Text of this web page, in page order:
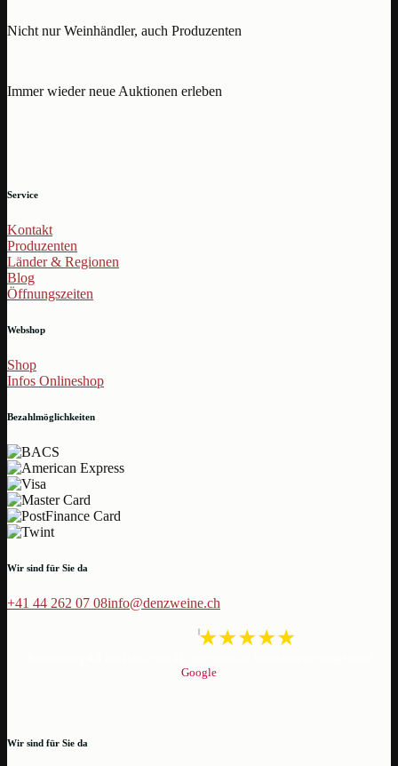
Nicht nur Weinhändler, auch Produzenten
Immer wieder neue Auktionen erleben
Service
Kontakt
Produzenten
Länder & Regionen
Blog
Öffnungszeiten
Webshop
Shop
Infos Onlineshop
Bezahlmöglichkeiten
Wir sind für Sie da
+41 44 262 07 08info@denzweine.ch
Google
Wir sind für Sie da